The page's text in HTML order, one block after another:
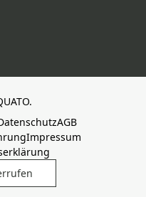
AGB
Impressum